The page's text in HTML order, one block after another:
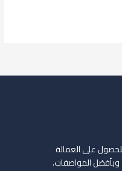
على العمالة
المواصفات.